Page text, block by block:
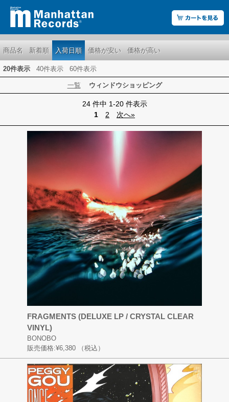
商品名 新着順 入荷日順 価格が安い 価格が高い
20件表示 40件表示 60件表示
一覧 ウィンドウショッピング
24 件中 1-20 件表示
1
2 次へ»
FRAGMENTS (DELUXE LP / CRYSTAL CLEAR
VINYL)
BONOBO
販売価格:¥6,380 （税込）